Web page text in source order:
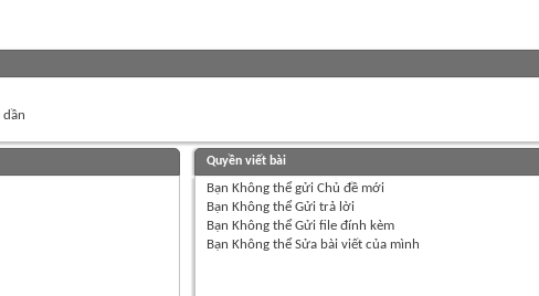
dần
Quyền viết bài
Bạn Không thểgửi Chủ đề mới
Bạn Không thểGửi trả lời
Bạn Không thểGửi file đính kèm
Bạn Không thểSửa bài viết của mình